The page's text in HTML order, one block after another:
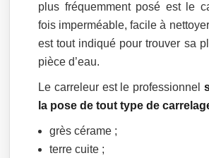
plus fréquemment posé est le
fois imperméable, facile à
est tout indiqué pour trouver sa
pièce d’eau.
Le carreleur est le professionnel
la pose de tout type de
grès cérame ;
terre cuite ;